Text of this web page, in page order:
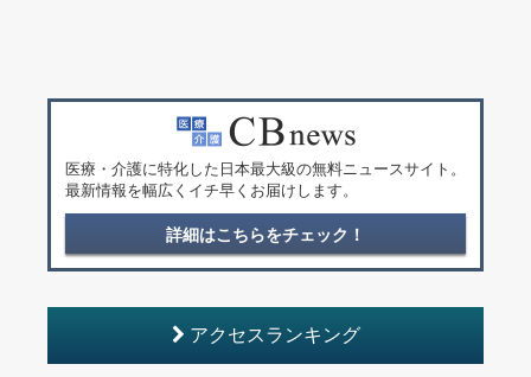
医療・介護に特化した日本最大級の無料ニュースサイト。
最新情報を幅広くイチ早くお届けします。
詳細はこちらをチェック！
アクセスランキング